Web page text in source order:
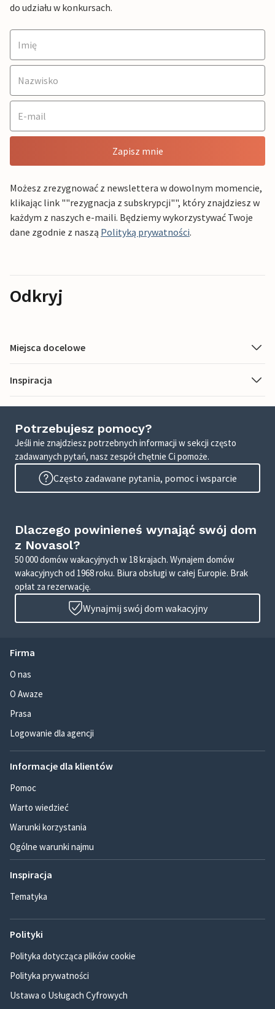
do udziału w konkursach.
Zapisz mnie
Możesz zrezygnować z newslettera w dowolnym momencie,
klikając link ""rezygnacja z subskrypcji"", który znajdziesz w
każdym z naszych e-maili. Będziemy wykorzystywać Twoje
dane zgodnie z naszą Polityką prywatności.
Odkryj
Miejsca docelowe
Inspiracja
Potrzebujesz pomocy?
Jeśli nie znajdziesz potrzebnych informacji w sekcji często
zadawanych pytań, nasz zespół chętnie Ci pomoże.
Często zadawane pytania, pomoc i wsparcie
Dlaczego powinieneś wynająć swój dom
z Novasol?
50 000 domów wakacyjnych w 18 krajach. Wynajem domów
wakacyjnych od 1968 roku. Biura obsługi w całej Europie. Brak
opłat za rezerwację.
Wynajmij swój dom wakacyjny
Firma
O nas
O Awaze
Prasa
Logowanie dla agencji
Informacje dla klientów
Pomoc
Warto wiedzieć
Warunki korzystania
Ogólne warunki najmu
Inspiracja
Tematyka
Polityki
Polityka dotycząca plików cookie
Polityka prywatności
Ustawa o Usługach Cyfrowych